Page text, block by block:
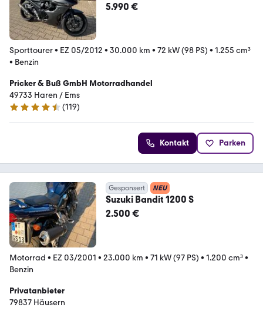
5.990 €
Sporttourer• EZ 05/2012 • 30.000 km • 72 kW (98 PS) • 1.255 cm³
• Benzin
Pricker & Buß GmbH Motorradhandel
49733 Haren / Ems
4.3 Sterne
(119)
Kontakt Parken
Gesponsert NEU
Suzuki Bandit 1200 S
2.500 €
Motorrad • EZ 03/2001 • 23.000 km • 71 kW (97 PS) • 1.200 cm³•
Benzin
Privatanbieter
79837 Häusern